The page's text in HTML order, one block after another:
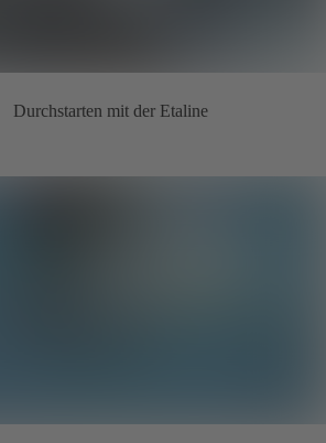
Durchstarten mit der Etaline